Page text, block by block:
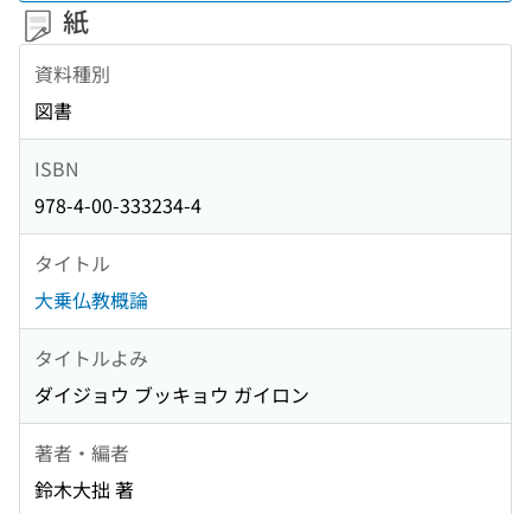
紙
資料種別
図書
ISBN
978-4-00-333234-4
タイトル
大乗仏教概論
タイトルよみ
ダイジョウ ブッキョウ ガイロン
著者・編者
鈴木大拙 著